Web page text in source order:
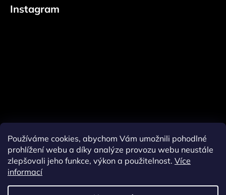
Používáme cookies, abychom Vám umožnili pohodlné
prohlížení webu a díky analýze provozu webu neustále
zlepšovali jeho funkce, výkon a použitelnost. Více
informací
Instagram